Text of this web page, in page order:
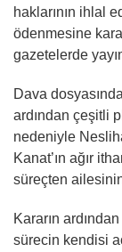
haklarının ihlal
ödenmesine
gazetelerde
Dava
ardından çeşitli
nedeniyle
Kanat’ın ağır
süreçten
Kararın
sürecin kendisi